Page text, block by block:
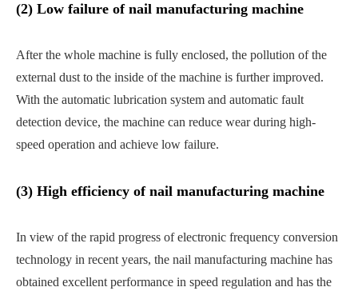
(2) Low failure of nail manufacturing machine
After the whole machine is fully enclosed, the pollution of the
external dust to the inside of the machine is further improved.
With the automatic lubrication system and automatic fault
detection device, the machine can reduce wear during high-
speed operation and achieve low failure.
(3) High efficiency of nail manufacturing machine
In view of the rapid progress of electronic frequency conversion
technology in recent years, the nail manufacturing machine has
obtained excellent performance in speed regulation and has the